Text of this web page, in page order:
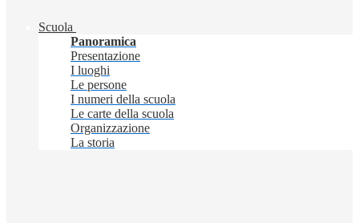
Scuola
Panoramica
Presentazione
I luoghi
Le persone
I numeri della scuola
Le carte della scuola
Organizzazione
La storia